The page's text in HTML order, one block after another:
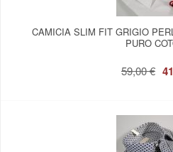
CAMICIA SLIM FIT GRIGIO
PURO
59,00 €